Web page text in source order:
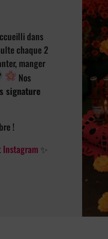
dans
chaque 2
manger
Nos
signature
!
Instagram ✨